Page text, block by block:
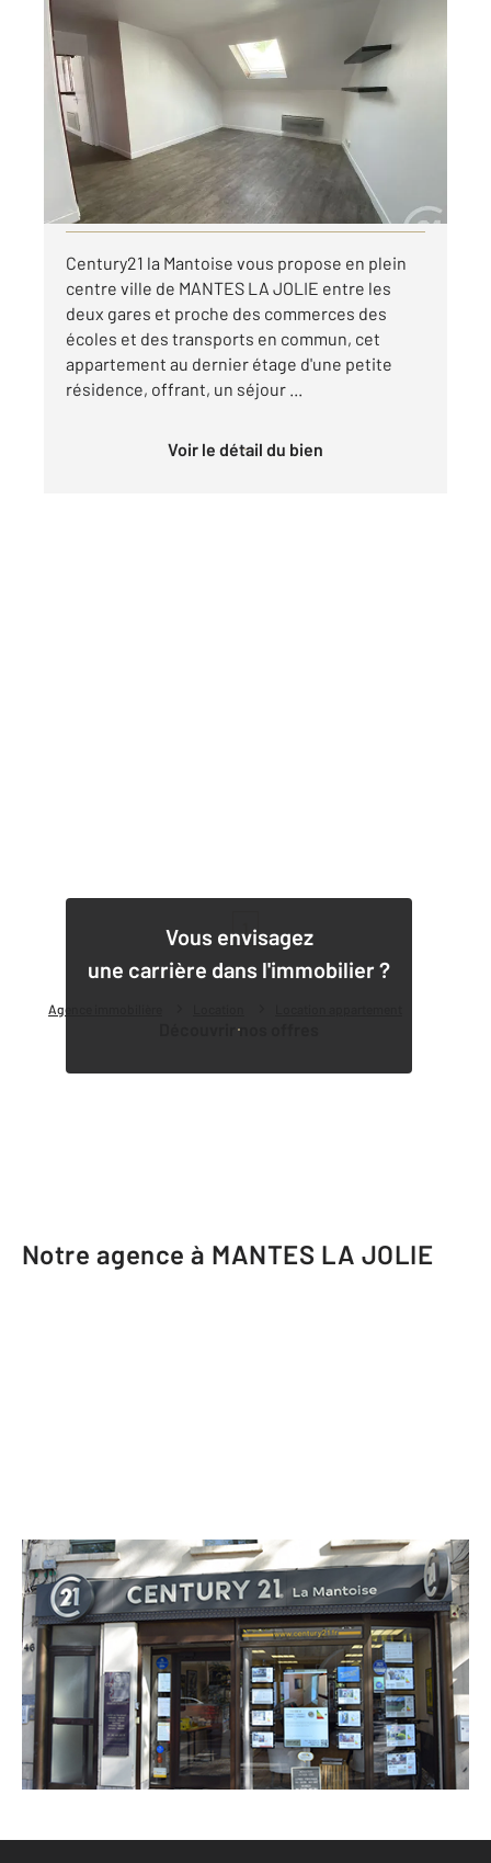
Agence immobilière
MANTES LA JOLIE 78
31,89 m
, 2 pièces
Ref : 5629
Appartement F2 à louer
686,54 €
par mois charges comprises
Visiter le site dédié
Century21 la Mantoise vous propose en plein
centre ville de MANTES LA JOLIE entre les
deux gares et proche des commerces des
écoles et des transports en commun, cet
appartement au dernier étage d'une petite
résidence, offrant, un séjour ...
Voir le détail du bien
Vous envisagez
une carrière dans l'immobilier ?
Découvrir nos offres
1
Notre agence à MANTES LA JOLIE
CENTURY 21 La Mantoise
46 avenue de la République
MANTES LA JOLIE - 78200
Envoyer un message
Téléphoner à l'agence